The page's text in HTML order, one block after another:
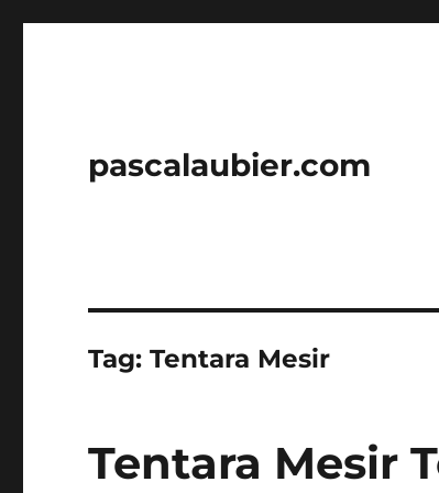
pascalaubier.com
Tag:Tentara Mesir
Tentara Mesir